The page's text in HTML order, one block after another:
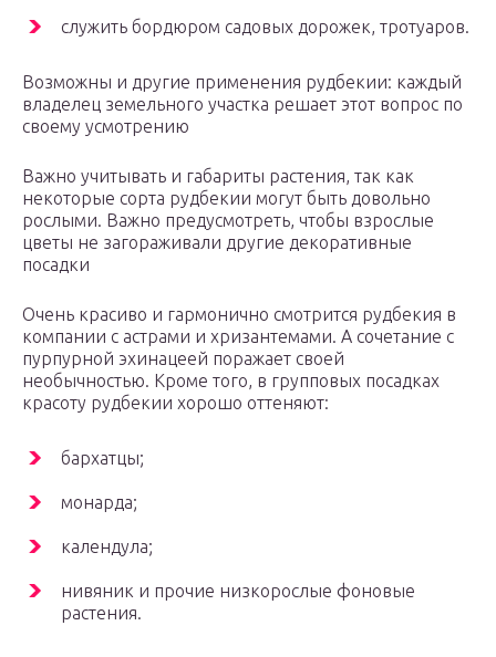
служить бордюром садовых дорожек, тротуаров.
Возможны и другие применения рудбекии: каждый
владелец земельного участка решает этот вопрос по
своему усмотрению
Важно учитывать и габариты растения, так как
некоторые сорта рудбекии могут быть довольно
рослыми. Важно предусмотреть, чтобы взрослые
цветы не загораживали другие декоративные
посадки
Очень красиво и гармонично смотрится рудбекия в
компании с астрами и хризантемами. А сочетание с
пурпурной эхинацеей поражает своей
необычностью. Кроме того, в групповых посадках
красоту рудбекии хорошо оттеняют:
бархатцы;
монарда;
календула;
нивяник и прочие низкорослые фоновые
растения.